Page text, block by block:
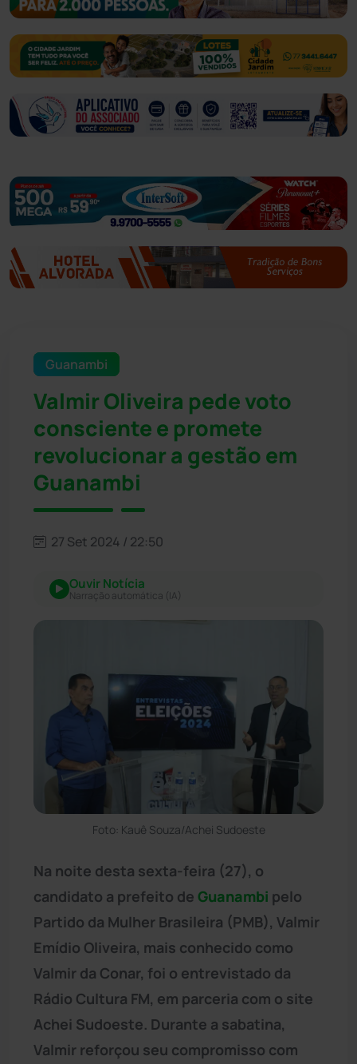
Guanambi
Valmir Oliveira pede voto
consciente e promete
revolucionar a gestão em
Guanambi
27 Set 2024 / 22:50
Ouvir Notícia
Narração automática (IA)
Foto: Kauê Souza/Achei Sudoeste
Na noite desta sexta-feira (27), o
candidato a prefeito de Guanambi pelo
Partido da Mulher Brasileira (PMB), Valmir
Emídio Oliveira, mais conhecido como
Valmir da Conar, foi o entrevistado da
Rádio Cultura FM, em parceria com o site
Achei Sudoeste. Durante a sabatina,
Valmir reforçou seu compromisso com